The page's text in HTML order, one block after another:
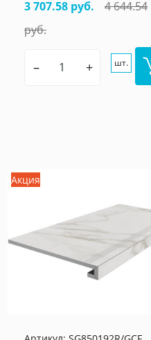
3 707.58 руб.
4 644.54
руб.
– + шт.
Акция